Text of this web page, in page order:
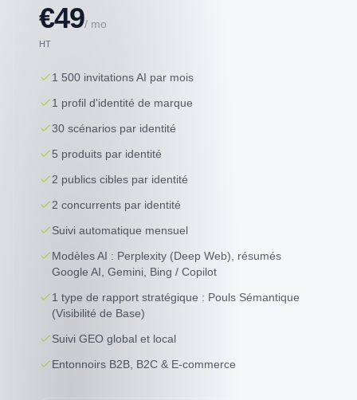
€49/ mo
HT
1 500 invitations AI par mois
1 profil d'identité de marque
30 scénarios par identité
5 produits par identité
2 publics cibles par identité
2 concurrents par identité
Suivi automatique mensuel
Modèles AI : Perplexity (Deep Web), résumés
Google AI, Gemini, Bing / Copilot
1 type de rapport stratégique : Pouls Sémantique
(Visibilité de Base)
Suivi GEO global et local
Entonnoirs B2B, B2C & E-commerce